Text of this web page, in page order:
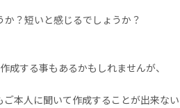
？短いと感じるでしょうか？
成する事もあるかもしれませんが、
本人に聞いて作成することが出来ない